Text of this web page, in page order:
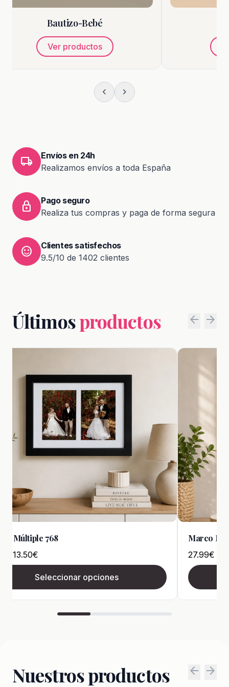
chevron_left chevron_right
local_shipping
Envíos en 24h
Realizamos envíos a toda España
lock
Pago seguro
Realiza tus compras y paga de forma segura
sentiment_satisfied
Clientes satisfechos
9.5/10 de 1402 clientes
Últimosproductos arrow_back arrow_forward
SO802
Seleccionar opciones
Marco
16.99€
Nuestros productos
arrow_back arrow_forward